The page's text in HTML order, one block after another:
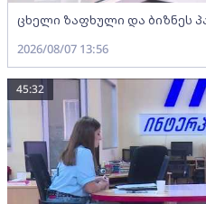
ცხელი ზაფხული და ბიზნეს
2026/08/07 13:56
45:32